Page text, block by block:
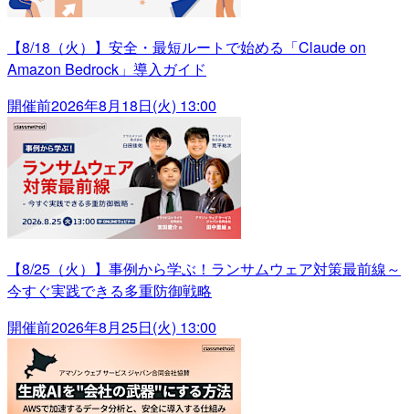
【8/18（火）】安全・最短ルートで始める「Claude on
Amazon Bedrock」導入ガイド
開催前2026年8月18日(火) 13:00
【8/25（火）】事例から学ぶ！ランサムウェア対策最前線～
今すぐ実践できる多重防御戦略
開催前2026年8月25日(火) 13:00